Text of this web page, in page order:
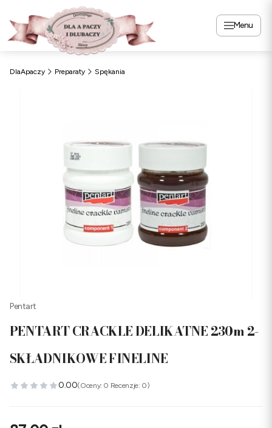
Menu
DlaApaczy Preparaty Spękania
Pentart
PENTART CRACKLE DELIKATNE 230m 2-
SKŁADNIKOWE FINELINE
0.00(Oceny: 0 Recenzje: 0)